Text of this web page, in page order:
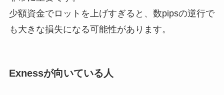
少額資金でロットを上げすぎると、数pipsの逆行で
も大きな損失になる可能性があります。
Exnessが向いている人